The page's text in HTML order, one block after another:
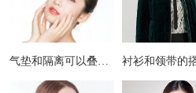
气垫和隔离可以叠加使用吗 气垫和隔离能不能一起用